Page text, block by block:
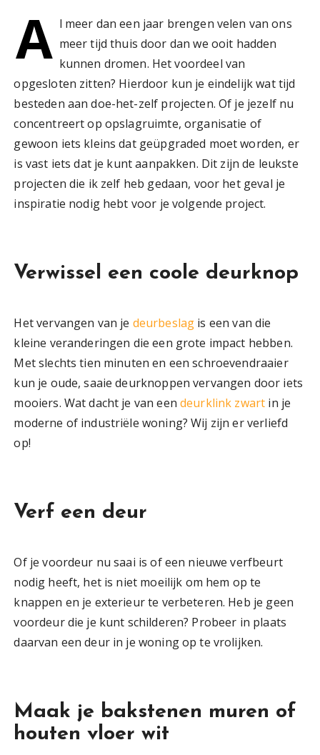
A l meer dan een jaar brengen velen van ons
meer tijd thuis door dan we ooit hadden
kunnen dromen. Het voordeel van
opgesloten zitten? Hierdoor kun je eindelijk wat tijd
besteden aan doe-het-zelf projecten. Of je jezelf nu
concentreert op opslagruimte, organisatie of
gewoon iets kleins dat geüpgraded moet worden, er
is vast iets dat je kunt aanpakken. Dit zijn de leukste
projecten die ik zelf heb gedaan, voor het geval je
inspiratie nodig hebt voor je volgende project.
Verwissel een coole deurknop
Het vervangen van je deurbeslag is een van die
kleine veranderingen die een grote impact hebben.
Met slechts tien minuten en een schroevendraaier
kun je oude, saaie deurknoppen vervangen door iets
mooiers. Wat dacht je van een deurklink zwart in je
moderne of industriële woning? Wij zijn er verliefd
op!
Verf een deur
Of je voordeur nu saai is of een nieuwe verfbeurt
nodig heeft, het is niet moeilijk om hem op te
knappen en je exterieur te verbeteren. Heb je geen
voordeur die je kunt schilderen? Probeer in plaats
daarvan een deur in je woning op te vrolijken.
Maak je bakstenen muren of
houten vloer wit